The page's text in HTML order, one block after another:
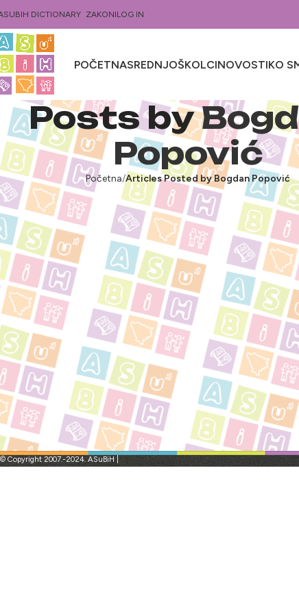
DICTIONARY ZAKONILOG IN
POČETNASREDNJOŠKOLCINOVOSTIKO
Posts by
Popović
Početna Articles Posted by Bogdan Popović
© Copyright 2007.-2024. ASuBiH |